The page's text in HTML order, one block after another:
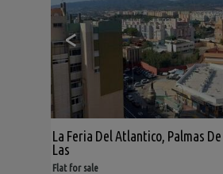
<
La Feria Del Atlantico, Palmas
Las
Flat for sale